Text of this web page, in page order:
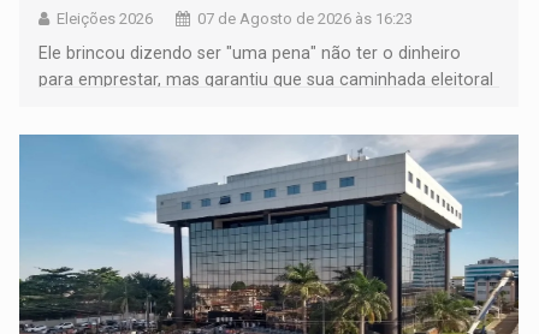
Eleições 2026 07 de Agosto de 2026 às 16:23
Ele brincou dizendo ser "uma pena" não ter o dinheiro
para emprestar, mas garantiu que sua caminhada eleitoral